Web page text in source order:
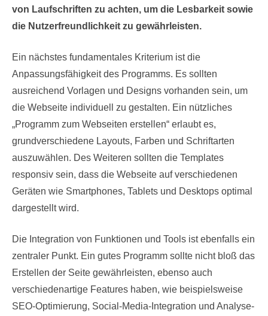
von Laufschriften zu achten, um die Lesbarkeit sowie
die Nutzerfreundlichkeit zu gewährleisten.
Ein nächstes fundamentales Kriterium ist die
Anpassungsfähigkeit des Programms. Es sollten
ausreichend Vorlagen und Designs vorhanden sein, um
die Webseite individuell zu gestalten. Ein nützliches
„Programm zum Webseiten erstellen“ erlaubt es,
grundverschiedene Layouts, Farben und Schriftarten
auszuwählen. Des Weiteren sollten die Templates
responsiv sein, dass die Webseite auf verschiedenen
Geräten wie Smartphones, Tablets und Desktops optimal
dargestellt wird.
Die Integration von Funktionen und Tools ist ebenfalls ein
zentraler Punkt. Ein gutes Programm sollte nicht bloß das
Erstellen der Seite gewährleisten, ebenso auch
verschiedenartige Features haben, wie beispielsweise
SEO-Optimierung, Social-Media-Integration und Analyse-